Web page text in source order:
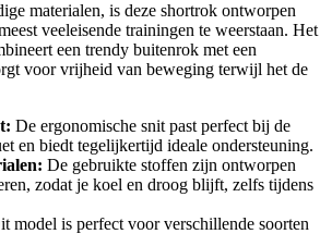
materialen, is deze shortrok ontworpen
veeleisende trainingen te weerstaan. Het
een trendy buitenrok met een
voor vrijheid van beweging terwijl het de
De ergonomische snit past perfect bij de
en biedt tegelijkertijd ideale ondersteuning.
De gebruikte stoffen zijn ontworpen
zodat je koel en droog blijft, zelfs tijdens
model is perfect voor verschillende soorten